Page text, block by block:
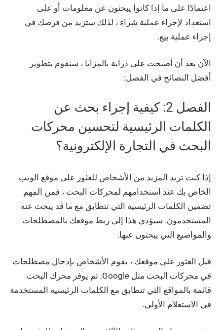
اعتمادًا على ما إذا كانوا يبحثون عن معلومات أو على
استعداد لإجراء عملية شراء ، لذلك ستزيد من فرصك في
إجراء عملية بيع.
الآن بعد أن أصبحت على دراية بالمزايا ، سنقوم بتطوير
أفضل النصائح في الفصل:
الفصل 2: ​​كيفية إجراء بحث عن
الكلمات الرئيسية لتحسين محركات
البحث في التجارة الإلكترونية؟
إذا كنت تريد المزيد من الأشخاص للعثور على موقع الويب
الخاص بك عند استخدامهم لمحركات البحث ، فمن المهم
تضمين الكلمات الرئيسية التي تتطابق مع ما قد يبحث عنه
المستخدمون. سيؤدي هذا إلى ربط موقعك بالمصطلحات
والمواضيع التي يبحثون عنها.
قبل العثور على موقعك ، يقوم الأشخاص بإدخال مصطلحات
في محركات البحث مثل Google. ثم يوفر محرك البحث
قائمة بالمواقع التي تتطابق مع الكلمات الرئيسية المستخدمة
في الاستعلام الأولي.